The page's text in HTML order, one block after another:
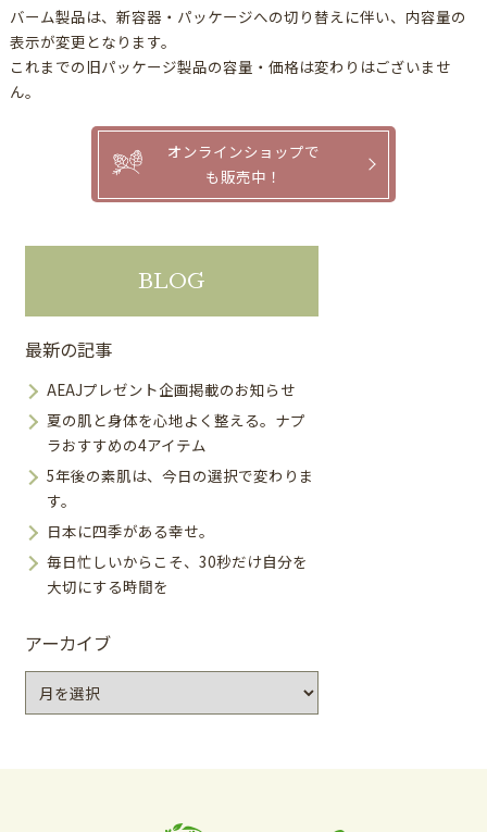
バーム製品は、新容器・パッケージへの切り替えに伴い、内容量の
表示が変更となります。
これまでの旧パッケージ製品の容量・価格は変わりはございませ
ん。
オンラインショップで
も販売中！
BLOG
最新の記事
AEAJプレゼント企画掲載のお知らせ
夏の肌と身体を心地よく整える。ナプ
ラおすすめの4アイテム
5年後の素肌は、今日の選択で変わりま
す。
日本に四季がある幸せ。
毎日忙しいからこそ、30秒だけ自分を
大切にする時間を
アーカイブ